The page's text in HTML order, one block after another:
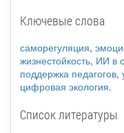
Ключевые слова
саморегуляция,
жизнестойкость, ИИ в
поддержка педагогов,
цифровая экология.
Список литературы